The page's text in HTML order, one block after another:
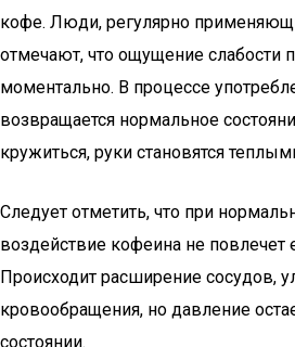
кофе. Люди, регулярно
отмечают, что ощущение слабости
моментально. В процессе
возвращается нормальное
кружиться, руки становятся
Следует отметить, что при
воздействие кофеина не
Происходит расширение сосудов,
кровообращения, но давление
состоянии.